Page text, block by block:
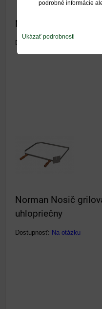
Norman Grilovacia
Dostupnosť:
Norman Nosič
uhlopriečny
Dostupnosť: Na otázku
podrobné informácie
Ukázať podrobnosti